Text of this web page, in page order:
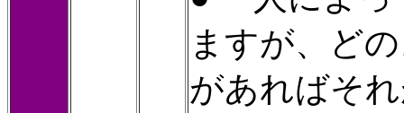
ますが、ど
があればそ